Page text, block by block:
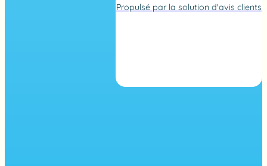
o
2
s
Propulsé par la solution d'avis clients